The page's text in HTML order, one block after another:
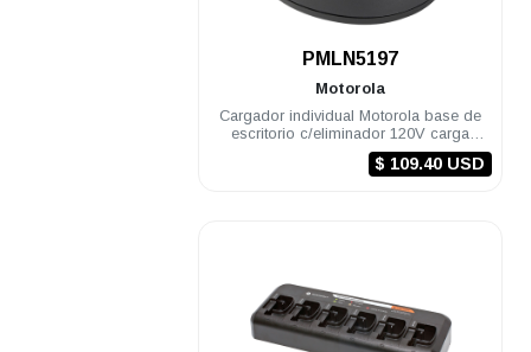
PMLN5197
Motorola
Cargador individual Motorola base de
escritorio c/eliminador 120V carga
rápida PRO5150/7150
$ 109.40 USD